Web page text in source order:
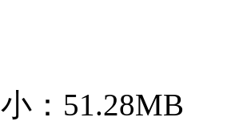
： 51.28MB